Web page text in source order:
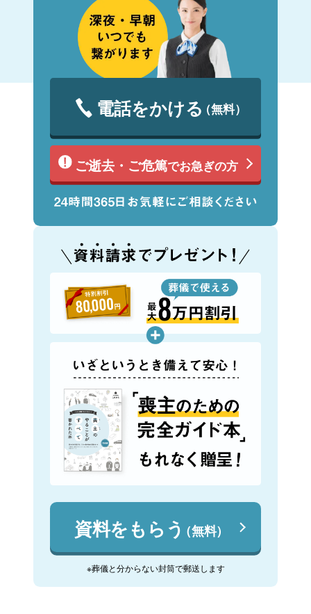
電話をかける（無料）
ご逝去・ご危篤でお急ぎの方
資料をもらう（無料）
※葬儀と分からない封筒で郵送します